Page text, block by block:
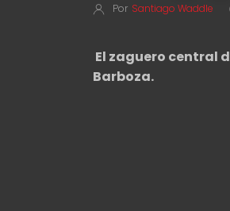
Por Santiago Waddle
El zaguero central
Barboza.